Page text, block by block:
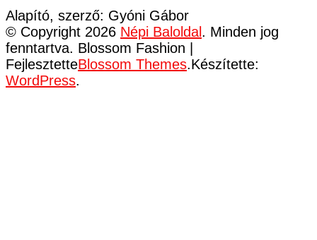
Alapító, szerző: Gyóni Gábor
© Copyright 2026 Népi Baloldal . Minden jog
fenntartva. Blossom Fashion |
FejlesztetteBlossom Themes.Készítette:
WordPress.